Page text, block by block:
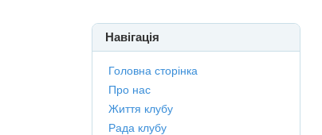
Навігація
Головна сторінка
Про нас
Життя клубу
Рада клубу